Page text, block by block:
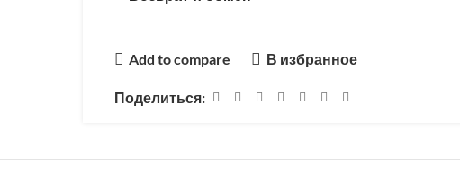
Add to compare В избранное
Поделиться: